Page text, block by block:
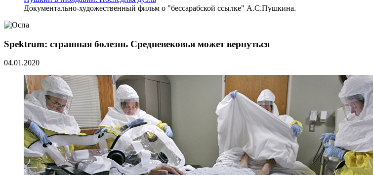
Документально-художественный фильм о "бессарабской ссылке" А.С.Пушкина.
Spektrum: страшная болезнь Средневековья может вернуться
04.01.2020